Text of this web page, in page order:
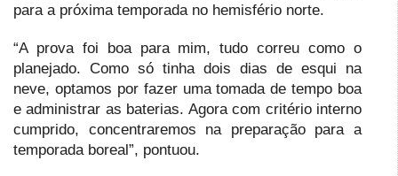
para a próxima temporada no hemisfério norte.
“A prova foi boa para mim, tudo correu como o
planejado. Como só tinha dois dias de esqui na
neve, optamos por fazer uma tomada de tempo boa
e administrar as baterias. Agora com critério interno
cumprido, concentraremos na preparação para a
temporada boreal”, pontuou.